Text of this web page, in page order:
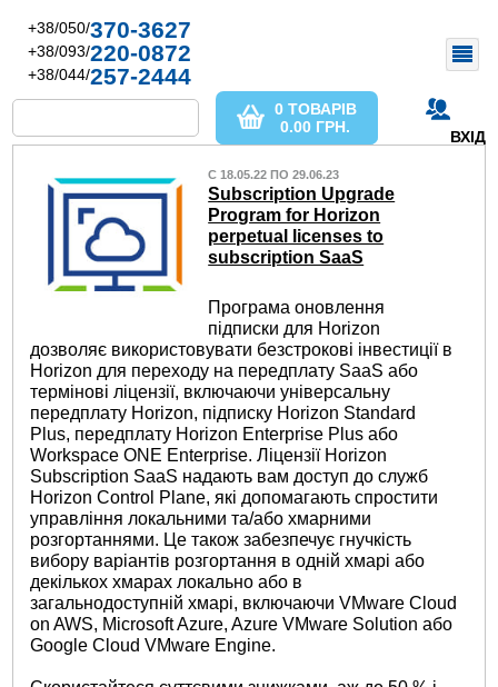
+38/050/370-3627
+38/093/220-0872
+38/044/257-2444
ВХІД
0 ТОВАРІВ
0.00 ГРН.
С 18.05.22 ПО 29.06.23
Subscription Upgrade
Program for Horizon
perpetual licenses to
subscription SaaS
Програма оновлення
підписки для Horizon
дозволяє використовувати безстрокові інвестиції в
Horizon для переходу на передплату SaaS або
термінові ліцензії, включаючи універсальну
передплату Horizon, підписку Horizon Standard
Plus, передплату Horizon Enterprise Plus або
Workspace ONE Enterprise. Ліцензії Horizon
Subscription SaaS надають вам доступ до служб
Horizon Control Plane, які допомагають спростити
управління локальними та/або хмарними
розгортаннями. Це також забезпечує гнучкість
вибору варіантів розгортання в одній хмарі або
декількох хмарах локально або в
загальнодоступній хмарі, включаючи VMware Cloud
on AWS, Microsoft Azure, Azure VMware Solution або
Google Cloud VMware Engine.